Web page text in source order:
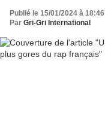
Publié le 15/01/2024 à 18:46
Par Gri-Gri International